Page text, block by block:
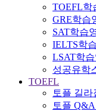
TOEFL학
GRE학습
SAT학습
IELTS학
LSAT학
성공유학
TOEFL
토플 길라
토플 Q&A